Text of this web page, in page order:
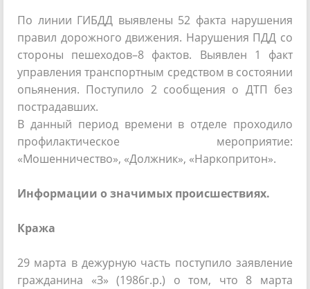
По линии ГИБДД выявлены 52 факта нарушения
правил дорожного движения. Нарушения ПДД со
стороны пешеходов–8 фактов. Выявлен 1 факт
управления транспортным средством в состоянии
опьянения. Поступило 2 сообщения о ДТП без
пострадавших.
В данный период времени в отделе проходило
профилактическое мероприятие:
«Мошенничество», «Должник», «Наркопритон».
Информации о значимых происшествиях.
Кража
29 марта в дежурную часть поступило заявление
гражданина «З» (1986г.р.) о том, что 8 марта